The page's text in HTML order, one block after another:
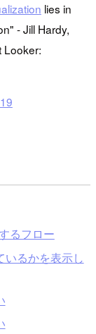
lies in
- Jill Hardy,
Looker:
るフロー
いるかを表示し